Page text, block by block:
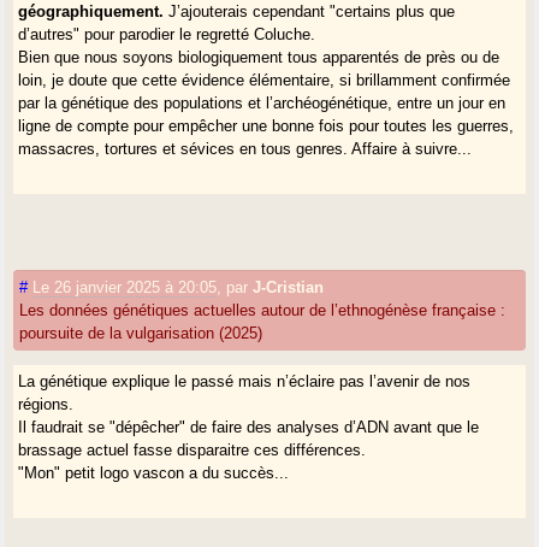
géographiquement.J’ajouterais cependant "certains plus que
d’autres" pour parodier le regretté Coluche.
Bien que nous soyons biologiquement tous apparentés de près ou de
loin, je doute que cette évidence élémentaire, si brillamment confirmée
par la génétique des populations et l’archéogénétique, entre un jour en
ligne de compte pour empêcher une bonne fois pour toutes les guerres,
massacres, tortures et sévices en tous genres. Affaire à suivre...
# Le 26 janvier 2025 à 20:05 parJ-Cristian
Les données génétiques actuelles autour de l’ethnogénèse française :
poursuite de la vulgarisation (2025)
La génétique explique le passé mais n’éclaire pas l’avenir de nos
régions.
Il faudrait se "dépêcher" de faire des analyses d’ADN avant que le
brassage actuel fasse disparaitre ces différences.
"Mon" petit logo vascon a du succès...